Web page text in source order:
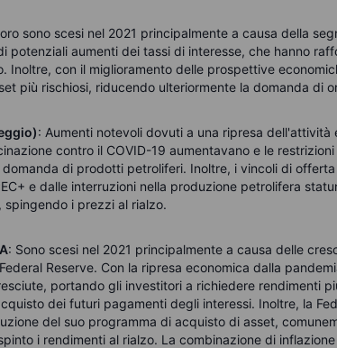
sono scesi nel 2021 principalmente a causa della
potenziali aumenti dei tassi di interesse, che hanno
Inoltre, con il miglioramento delle prospettive
più rischiosi, riducendo ulteriormente la domanda di
: Aumenti notevoli dovuti a una ripresa dell'attività
contro il COVID-19 aumentavano e le
domanda di prodotti petroliferi. Inoltre, i vincoli di
e dalle interruzioni nella produzione petrolifera
spingendo i prezzi al rialzo.
: Sono scesi nel 2021 principalmente a causa delle
Reserve. Con la ripresa economica dalla
portando gli investitori a richiedere rendimenti
dei futuri pagamenti degli interessi. Inoltre, la
del suo programma di acquisto di asset,
i rendimenti al rialzo. La combinazione di